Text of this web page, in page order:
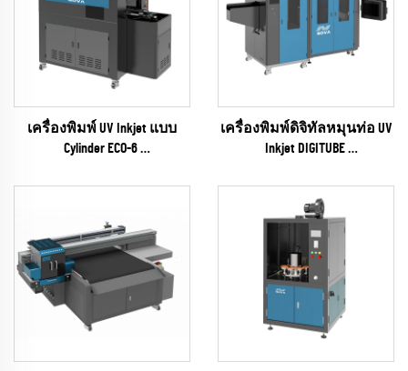
เครื่องพิมพ์ UV Inkjet แบบ
Cylinder ECO-6
เครื่องพิมพ์ดิจิทัลหมุนท่อ UV
Inkjet DIGITUBE